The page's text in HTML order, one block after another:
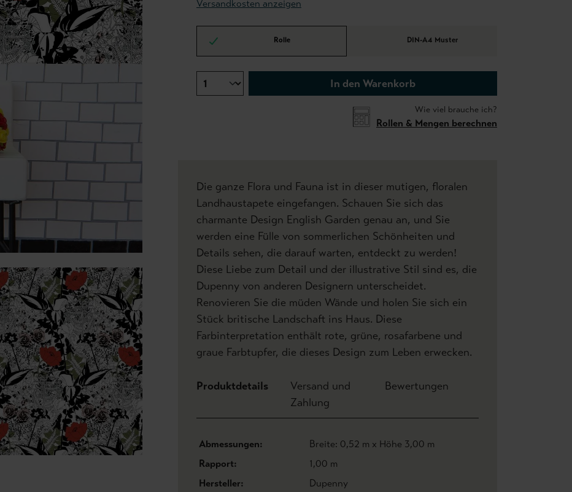
Versandkosten anzeigen
Rolle DIN-A4 Muster
In den Warenkorb
Wie viel brauche ich?
Rollen & Mengen berechnen
Die ganze Flora und Fauna ist in dieser mutigen, floralen
Landhaustapete eingefangen. Schauen Sie sich das
charmante Design English Garden genau an, und Sie
werden eine Fülle von sommerlichen Schönheiten und
Details sehen, die darauf warten, entdeckt zu werden!
Diese Liebe zum Detail und der illustrative Stil sind es, die
Dupenny von anderen Designern unterscheidet.
Renovieren Sie die müden Wände und holen Sie sich ein
Stück britische Landschaft ins Haus. Diese
Farbinterpretation enthält rote, grüne, rosafarbene und
graue Farbtupfer, die dieses Design zum Leben erwecken.
Produktdetails
Versand und
Zahlung
Bewertungen
Abmessungen:
Breite: 0,52 m x Höhe 3,00 m
Rapport:
1,00 m
Hersteller:
Dupenny